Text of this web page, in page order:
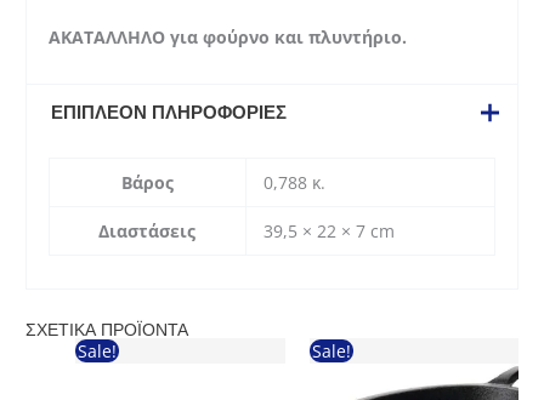
ΑΚΑΤΑΛΛΗΛΟ για φούρνο και πλυντήριο.
ΕΠΙΠΛΈΟΝ ΠΛΗΡΟΦΟΡΊΕΣ
Βάρος 0,788 κ.
Διαστάσεις 39,5 × 22 × 7 cm
ΣΧΕΤΙΚΆ ΠΡΟΪΌΝΤΑ
Sale! Sale!